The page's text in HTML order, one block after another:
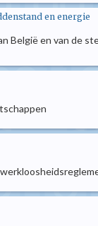
en energie
en van de